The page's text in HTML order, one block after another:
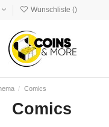
Wunschliste ()
Comics
Comics